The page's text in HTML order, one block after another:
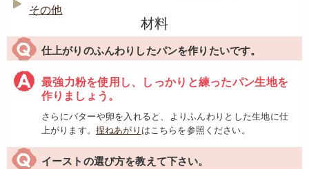
その他
材料
仕上がりのふんわりしたパンを作りたいです。
最強力粉を使用し、しっかりと練ったパン生地を
作りましょう。
さらにバターや卵を入れると、よりふんわりとした生地に仕
上がります。 捏ねあがり はこちらを参照ください。
イーストの選び方を教えて下さい。